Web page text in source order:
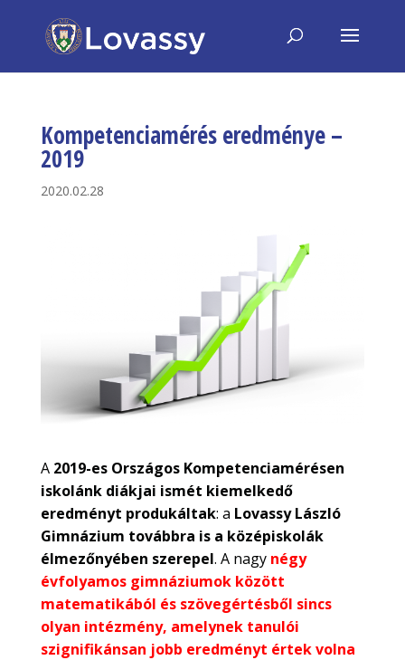
Kompetenciamérés eredménye –
2019
2020.02.28
A 2019-es Országos Kompetenciamérésen
iskolánk diákjai ismét kiemelkedő
eredményt produkáltak: a Lovassy László
Gimnázium továbbra is a középiskolák
élmezőnyében szerepel. A nagy négy
évfolyamos gimnáziumok között
matematikából és szövegértésből sincs
olyan intézmény, amelynek tanulói
szignifikánsan jobb eredményt értek volna